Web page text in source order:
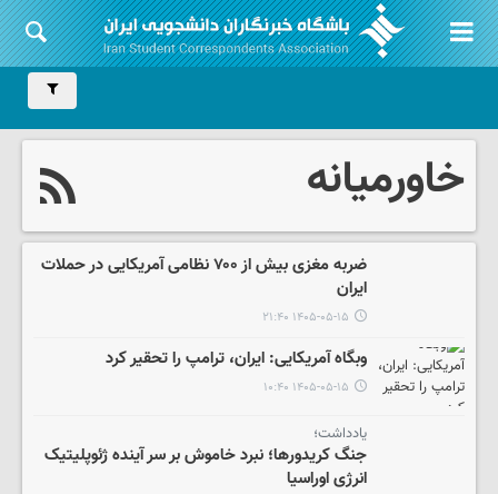
خاورمیانه
ضربه مغزی بیش از ۷۰۰ نظامی آمریکایی در حملات
ایران
۱۴۰۵-۰۵-۱۵ ۲۱:۴۰
وبگاه آمریکایی: ایران، ترامپ را تحقیر کرد
۱۴۰۵-۰۵-۱۵ ۱۰:۴۰
یادداشت؛
جنگ کریدورها؛ نبرد خاموش بر سر آینده ژئوپلیتیک
انرژی اوراسیا